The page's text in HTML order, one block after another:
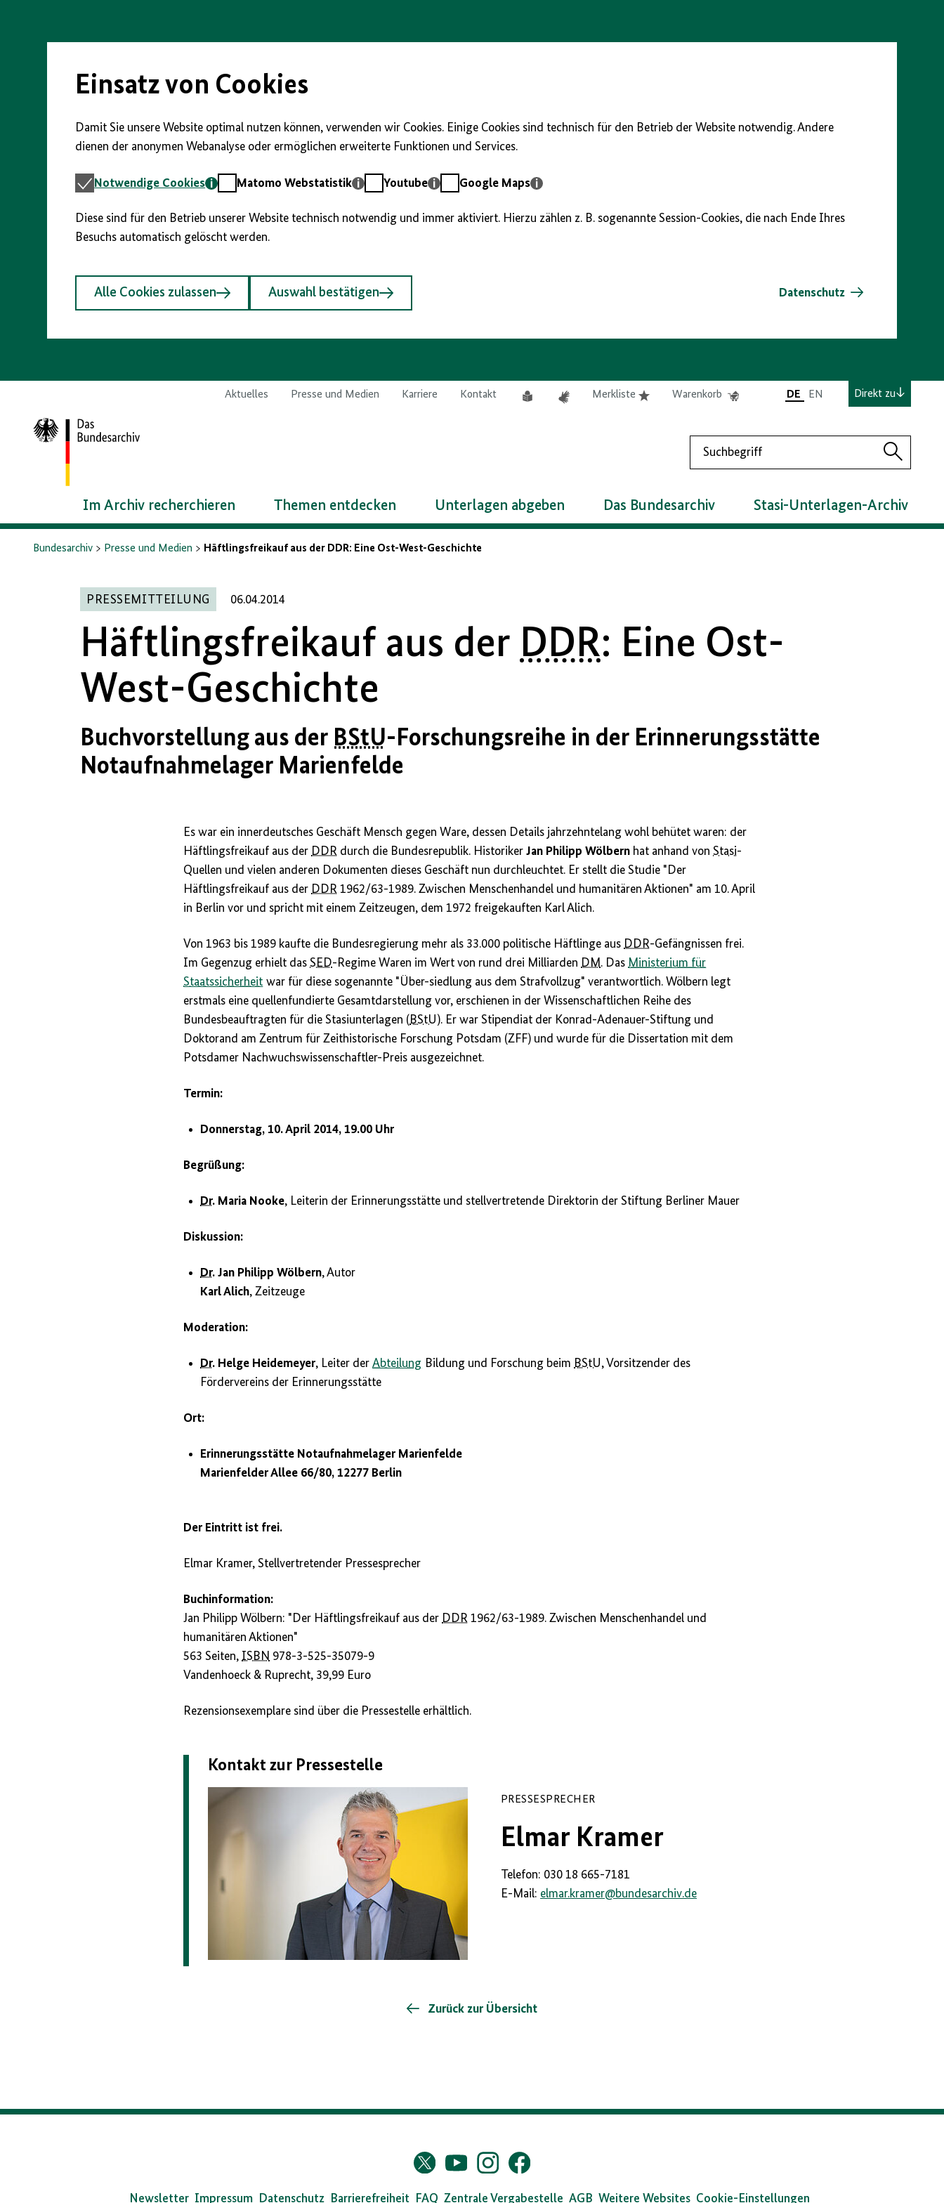
Seiteninhalt
Einsatz von Cookies
Damit Sie unsere Website optimal nutzen können, verwenden wir Cookies. Einige Cookies sind technisch für den Betrieb der Website notwendig. Andere
dienen der anonymen Webanalyse oder ermöglichen erweiterte Funktionen und Services.
Notwendige
Notwendige Cookies
MatomoMatomo Webstatistik YoutubeYoutube
GoogleGoogle Maps
Diese sind für den Betrieb unserer Website technisch notwendig und immer aktiviert. Hierzu zählen z. B. sogenannte Session-Cookies, die nach Ende Ihres
Besuchs automatisch gelöscht werden.
Alle Cookies zulassen Auswahl bestätigen Datenschutz
Aktuelles Presse und Medien Karriere Kontakt
Leichte
Gebärdensprache
Merkliste
ElementeWarenkorb
Elemente
Warenkorb
DE EN Direkt zu
Zur
Startseite
Suchen
Im Archiv recherchieren Themen entdecken Unterlagen abgeben Das Bundesarchiv Stasi-Unterlagen-Archiv
Bundesarchiv Presse und Medien Häftlingsfreikauf aus der DDR: Eine Ost-West-Geschichte
PRESSEMITTEILUNG 06.04.2014
Häftlingsfreikauf aus der DDR: Eine Ost-
West-Geschichte
Buchvorstellung aus der BStU-Forschungsreihe in der Erinnerungsstätte
Notaufnahmelager Marienfelde
Es war ein innerdeutsches Geschäft Mensch gegen Ware, dessen Details jahrzehntelang wohl behütet waren: der
Häftlingsfreikauf aus der DDR durch die Bundesrepublik. HistorikerJan Philipp Wölbern hat anhand vonStasi-
Quellen und vielen anderen Dokumenten dieses Geschäft nun durchleuchtet. Er stellt die Studie "Der
Häftlingsfreikauf aus der DDR 1962/63-1989. Zwischen Menschenhandel und humanitären Aktionen" am 10. April
in Berlin vor und spricht mit einem Zeitzeugen, dem 1972 freigekauften Karl Alich.
Von 1963 bis 1989 kaufte die Bundesregierung mehr als 33.000 politische Häftlinge aus DDR-Gefängnissen frei.
Im Gegenzug erhielt dasSED-Regime Waren im Wert von rund drei Milliarden DM . Das Ministerium für
Staatssicherheit war für diese sogenannte "Über-siedlung aus dem Strafvollzug" verantwortlich. Wölbern legt
erstmals eine quellenfundierte Gesamtdarstellung vor, erschienen in der Wissenschaftlichen Reihe des
Bundesbeauftragten für die Stasiunterlagen ( BStU). Er war Stipendiat der Konrad-Adenauer-Stiftung und
Doktorand am Zentrum für Zeithistorische Forschung Potsdam (ZFF) und wurde für die Dissertation mit dem
Potsdamer Nachwuchswissenschaftler-Preis ausgezeichnet.
Termin:
Donnerstag, 10. April 2014, 19.00 Uhr
Begrüßung:
Dr. Maria Nooke, Leiterin der Erinnerungsstätte und stellvertretende Direktorin der Stiftung Berliner Mauer
Diskussion:
Dr. Jan Philipp Wölbern, Autor
Karl Alich, Zeitzeuge
Moderation:
Dr. Helge Heidemeyer, Leiter derAbteilung Bildung und Forschung beim BStU, Vorsitzender des
Fördervereins der Erinnerungsstätte
Ort:
Erinnerungsstätte Notaufnahmelager Marienfelde
Marienfelder Allee 66/80, 12277 Berlin
Der Eintritt ist frei.
Elmar Kramer, Stellvertretender Pressesprecher
Buchinformation:
Jan Philipp Wölbern: "Der Häftlingsfreikauf aus der DDR 1962/63-1989. Zwischen Menschenhandel und
humanitären Aktionen"
563 Seiten, ISBN 978-3-525-35079-9
Vandenhoeck & Ruprecht, 39,99 Euro
Rezensionsexemplare sind über die Pressestelle erhältlich.
Kontakt zur Pressestelle
PRESSESPRECHER
Elmar Kramer
Telefon: 030 18 665-7181
E-Mail: elmar.kramer@bundesarchiv.de
Zurück zur Übersicht
Bundearchiv
Twitter
X
YouTubeInstagramFacebook
Newsletter Impressum Datenschutz Barrierefreiheit FAQ Zentrale Vergabestelle AGB Weitere Websites Cookie-Einstellungen